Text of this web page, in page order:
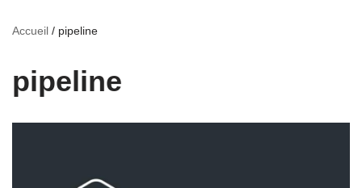
Accueil / pipeline
pipeline